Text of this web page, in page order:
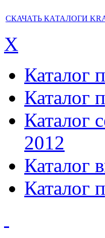
СКАЧАТЬ КАТАЛОГИ
X
Каталог
Каталог
Каталог
2012
Каталог
Каталог